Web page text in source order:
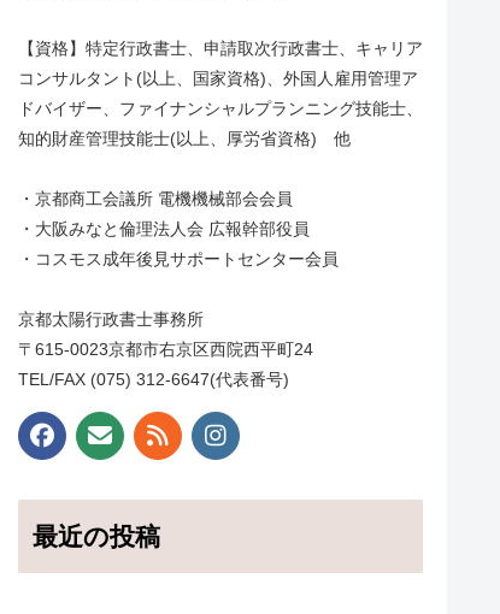
【資格】特定行政書士、申請取次行政書士、キャリア
コンサルタント(以上、国家資格)、外国人雇用管理ア
ドバイザー、ファイナンシャルプランニング技能士、
知的財産管理技能士(以上、厚労省資格) 他
・京都商工会議所 電機機械部会会員
・大阪みなと倫理法人会 広報幹部役員
・コスモス成年後見サポートセンター会員
京都太陽行政書士事務所
〒615-0023京都市右京区西院西平町24
TEL/FAX (075) 312-6647(代表番号)
最近の投稿